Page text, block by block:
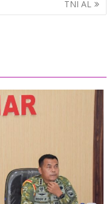
TNI AL